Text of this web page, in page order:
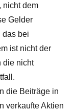
nicht dem
Gelder
das bei
ist nicht der
die nicht
die Beiträge in
verkaufte Aktien